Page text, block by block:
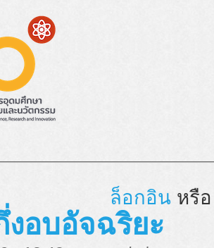
ล็อกอิน หรื
งอบอัจฉริยะ